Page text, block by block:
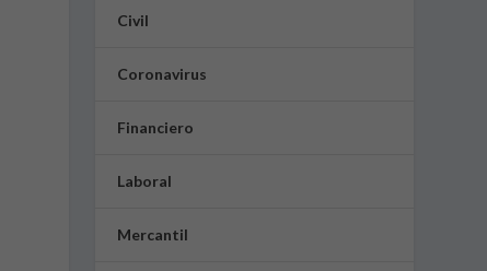
Civil
Coronavirus
Financiero
Laboral
Mercantil